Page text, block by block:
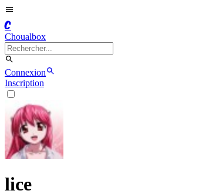
C
Choualbox
Connexion
Inscription
lice